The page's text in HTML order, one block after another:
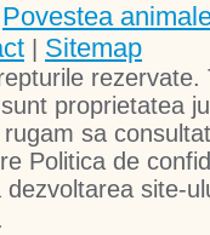
Povestea
Sitemap
proprietatea
sa
Politica de
site-